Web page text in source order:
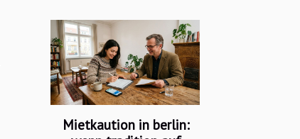
Mietkaution in berlin: